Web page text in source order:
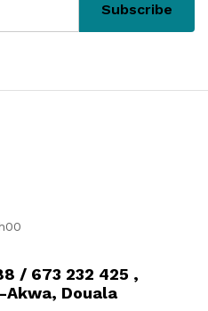
/ 673 232 425 ,
Akwa, Douala